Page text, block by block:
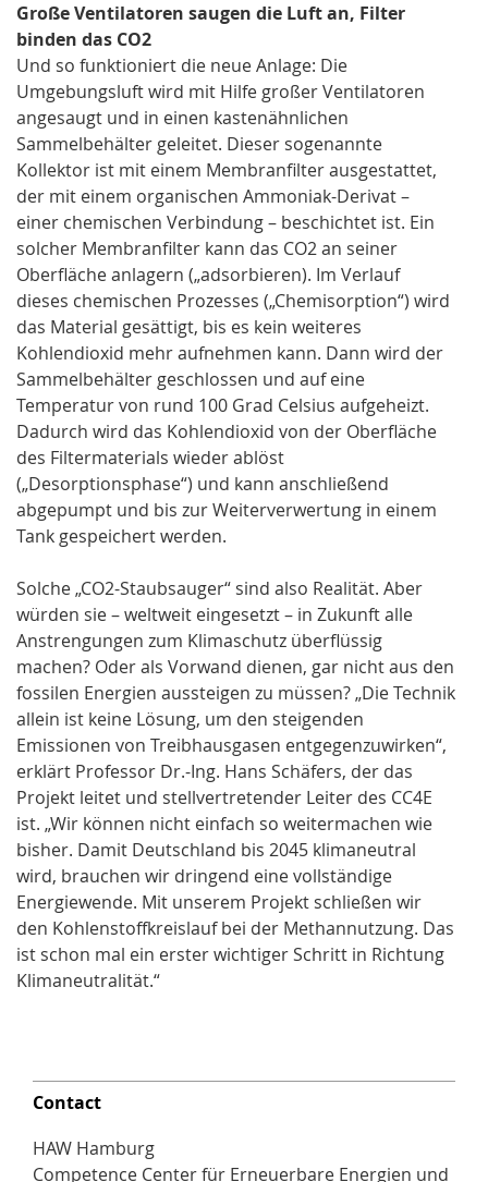
Große Ventilatoren saugen die Luft an, Filter
binden das CO2
Und so funktioniert die neue Anlage: Die
Umgebungsluft wird mit Hilfe großer Ventilatoren
angesaugt und in einen kastenähnlichen
Sammelbehälter geleitet. Dieser sogenannte
Kollektor ist mit einem Membranfilter ausgestattet,
der mit einem organischen Ammoniak-Derivat –
einer chemischen Verbindung – beschichtet ist. Ein
solcher Membranfilter kann das CO2 an seiner
Oberfläche anlagern („adsorbieren). Im Verlauf
dieses chemischen Prozesses („Chemisorption“) wird
das Material gesättigt, bis es kein weiteres
Kohlendioxid mehr aufnehmen kann. Dann wird der
Sammelbehälter geschlossen und auf eine
Temperatur von rund 100 Grad Celsius aufgeheizt.
Dadurch wird das Kohlendioxid von der Oberfläche
des Filtermaterials wieder ablöst
(„Desorptionsphase“) und kann anschließend
abgepumpt und bis zur Weiterverwertung in einem
Tank gespeichert werden.
Solche „CO2-Staubsauger“ sind also Realität. Aber
würden sie – weltweit eingesetzt – in Zukunft alle
Anstrengungen zum Klimaschutz überflüssig
machen? Oder als Vorwand dienen, gar nicht aus den
fossilen Energien aussteigen zu müssen? „Die Technik
allein ist keine Lösung, um den steigenden
Emissionen von Treibhausgasen entgegenzuwirken“,
erklärt Professor Dr.-Ing. Hans Schäfers, der das
Projekt leitet und stellvertretender Leiter des CC4E
ist. „Wir können nicht einfach so weitermachen wie
bisher. Damit Deutschland bis 2045 klimaneutral
wird, brauchen wir dringend eine vollständige
Energiewende. Mit unserem Projekt schließen wir
den Kohlenstoffkreislauf bei der Methannutzung. Das
ist schon mal ein erster wichtiger Schritt in Richtung
Klimaneutralität.“
Contact
HAW Hamburg
Competence Center für Erneuerbare Energien und